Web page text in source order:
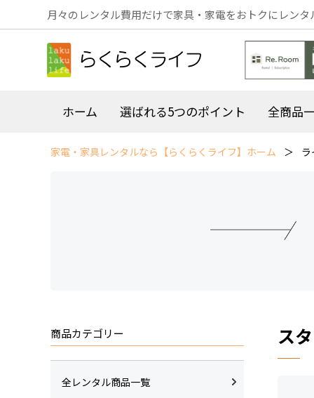
月々のレンタル費用だけで家具・家電をおトクにレンタ
ホーム 選ばれる5つのポイント 全商品
家電・家具レンタルなら【らくらくライフ】ホーム
ス
商品カテゴリー
全レンタル商品一覧